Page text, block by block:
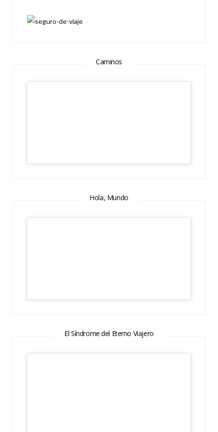
Caminos
Hola, Mundo
El Síndrome del Eterno Viajero